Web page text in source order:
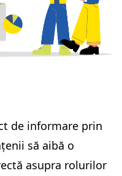
de informare prin
să aibă o
asupra rolurilor